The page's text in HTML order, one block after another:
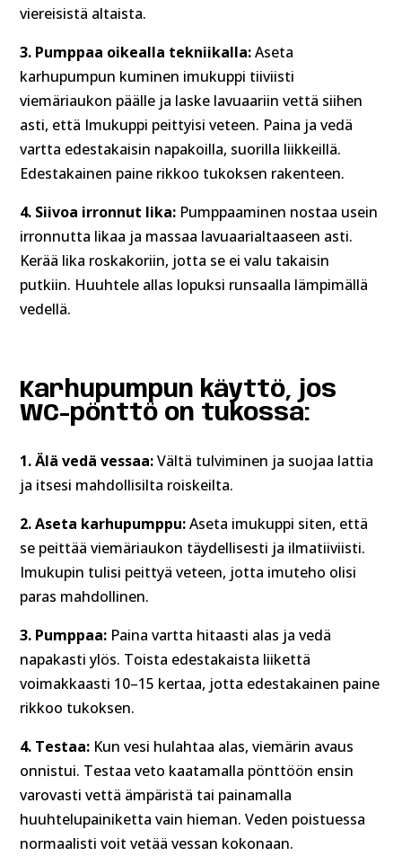
viereisistä altaista.
3. Pumppaa oikealla tekniikalla:Aseta
karhupumpun kuminen imukuppi tiiviisti
viemäriaukon päälle ja laske lavuaariin vettä siihen
asti, että Imukuppi peittyisi veteen. Paina ja vedä
vartta edestakaisin napakoilla, suorilla liikkeillä.
Edestakainen paine rikkoo tukoksen rakenteen.
4. Siivoa irronnut lika: Pumppaaminen nostaa usein
irronnutta likaa ja massaa lavuaarialtaaseen asti.
Kerää lika roskakoriin, jotta se ei valu takaisin
putkiin. Huuhtele allas lopuksi runsaalla lämpimällä
vedellä.
Karhupumpun käyttö, jos
WC-pönttö on tukossa:
1. Älä vedä vessaa:Vältä tulviminen ja suojaa lattia
ja itsesi mahdollisilta roiskeilta.
2. Aseta karhupumppu:Aseta imukuppi siten, että
se peittää viemäriaukon täydellisesti ja ilmatiiviisti.
Imukupin tulisi peittyä veteen, jotta imuteho olisi
paras mahdollinen.
3. Pumppaa: Paina vartta hitaasti alas ja vedä
napakasti ylös. Toista edestakaista liikettä
voimakkaasti 10–15 kertaa, jotta edestakainen paine
rikkoo tukoksen.
4. Testaa: Kun vesi hulahtaa alas, viemärin avaus
onnistui. Testaa veto kaatamalla pönttöön ensin
varovasti vettä ämpäristä tai painamalla
huuhtelupainiketta vain hieman. Veden poistuessa
normaalisti voit vetää vessan kokonaan.